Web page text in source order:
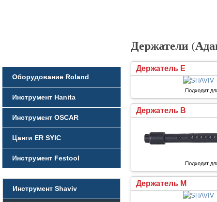
Оборудование Roland
Инструмент Hanita
Инструмент OSCAR
Цанги ER SYIC
Инструмент Festool
Инструмент Shaviv
Держатели
Держатель E
Подходит
Держатель B
Подходит
Держатель M